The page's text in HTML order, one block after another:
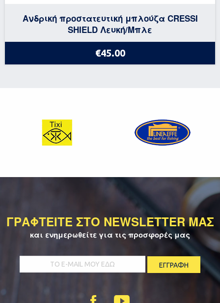
Ανδρική προστατευτική μπλούζα CRESSI
SHIELD Λευκή/Μπλε
€45.00
ΓΡΑΦΤΕΙΤΕ ΣΤΟ NEWSLETTER ΜΑΣ
και ενημερωθείτε για τις προσφορές μας